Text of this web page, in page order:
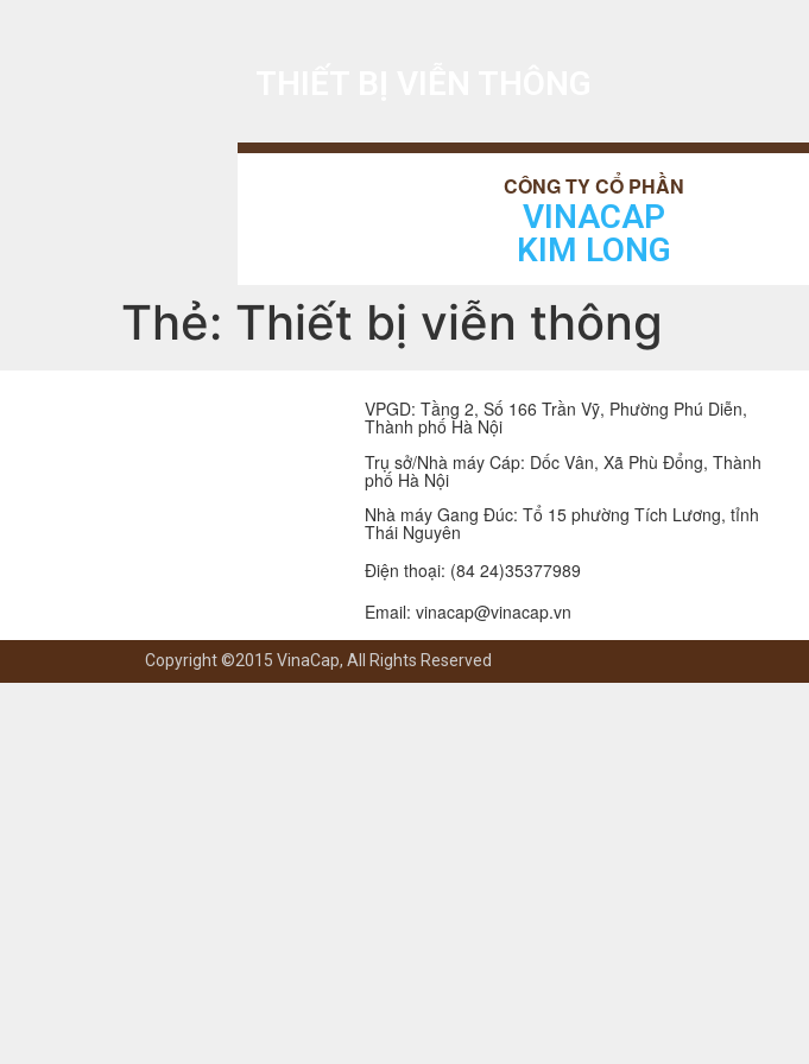
VINACAP
KIM LONG
Thẻ: Thiết bị viễn thông
VPGD: Tầng 2, Số 166 Trần Vỹ, Phường Phú Diễn,
Thành phố Hà Nội
Trụ sở/Nhà máy Cáp: Dốc Vân, Xã Phù Đổng, Thành
phố Hà Nội
Nhà máy Gang Đúc: Tổ 15 phường Tích Lương, tỉnh
Thái Nguyên
Điện thoại: (84 24)35377989
Email: vinacap@vinacap.vn
Copyright ©2015 VinaCap, All Rights Reserved